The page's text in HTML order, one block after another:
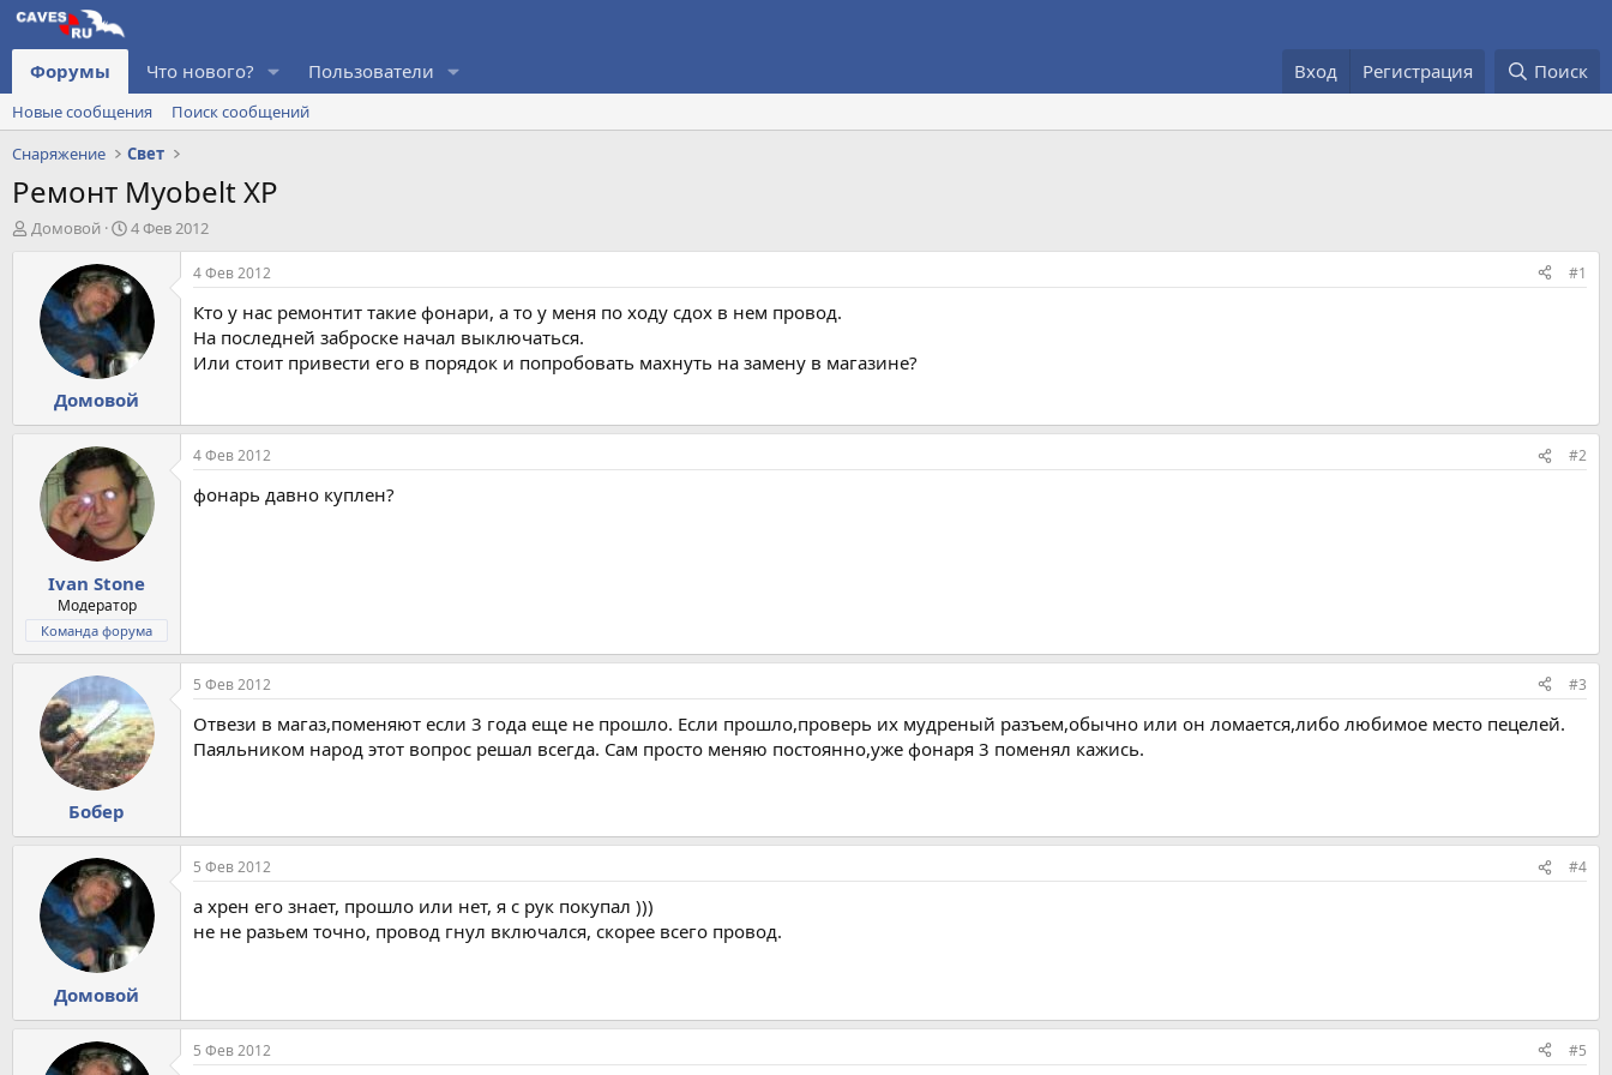
Форумы Что нового? Пользователи Вход Регистрация Поиск
Новые сообщения
Поиск сообщений
Снаряжение
Свет
Ремонт Myobelt XP
А
Домовой
Д
т
а
ч
л
а
4 Фев 2012
Домовой
4 Фев 2012 #1
Кто у нас ремонтит такие фонари, а то у меня по ходу сдох в нем провод.
На последней заброске начал выключаться.
Или стоит привести его в порядок и попробовать махнуть на замену в магазине?
Ivan Stone
Модератор
Команда форума
4 Фев 2012 #2
фонарь давно куплен?
Бобер
5 Фев 2012 #3
Отвези в магаз,поменяют если 3 года еще не прошло. Если прошло,проверь их мудреный разъем,обычно или он ломается,либо любимое место пецелей.
Паяльником народ этот вопрос решал всегда. Сам просто меняю постоянно,уже фонаря 3 поменял кажись.
Домовой
5 Фев 2012 #4
а хрен его знает, прошло или нет, я с рук покупал )))
не не разьем точно, провод гнул включался, скорее всего провод.
5 Фев 2012 #5